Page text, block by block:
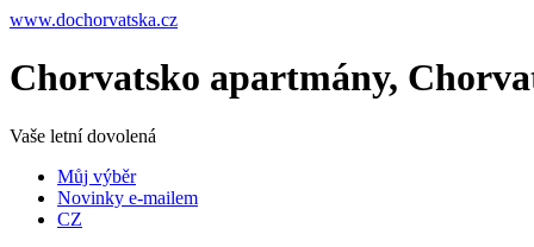
www.dochorvatska.cz
Chorvatsko apartmány,
Vaše letní dovolená
Můj výběr
Novinky e-mailem
CZ